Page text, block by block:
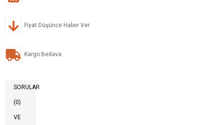
Fiyat Düşünce Haber Ver
Kargo Bedava
SORULAR
(0)
VE